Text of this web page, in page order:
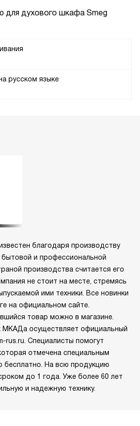
для духового шкафа Smeg
русском языке
благодаря производству
и профессиональной
производства считается его
не стоит на месте, стремясь
ими техники. Все новинки
на официальном сайте.
товар можно в магазине.
МКАДа осуществляет официальный
rus.ru. Специалисты помогут
отмечена специальным
бесплатно. На всю продукцию
до 1 года. Уже более 60 лет
и надежную технику.